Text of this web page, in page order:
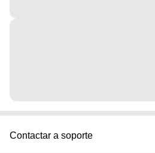
Contactar a soporte